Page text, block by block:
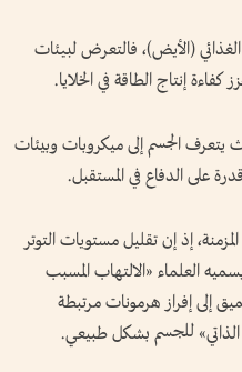
(الأيض)، فالتعرض لبيئات
إنتاج الطاقة في الخلايا.
يتعرف الجسم إلى ميكروبات وبيئات
على الدفاع في المستقبل.
إذ إن تقليل مستويات التوتر
العلماء «الالتهاب المسبب
إلى إفراز هرمونات مرتبطة
الذاتي» للجسم بشكل طبيعي.